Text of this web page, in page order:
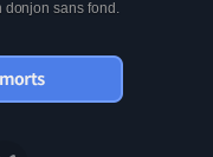
donjon sans fond.